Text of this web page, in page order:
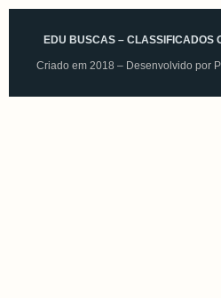
EDU BUSCAS – CLASSIFICADOS
Criado em 2018 – Desenvolvido por